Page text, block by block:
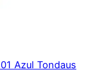
Azul Tondaus